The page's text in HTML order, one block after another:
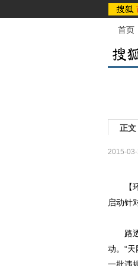
首页
正文
2015-
【环
启动针
路透
动。“